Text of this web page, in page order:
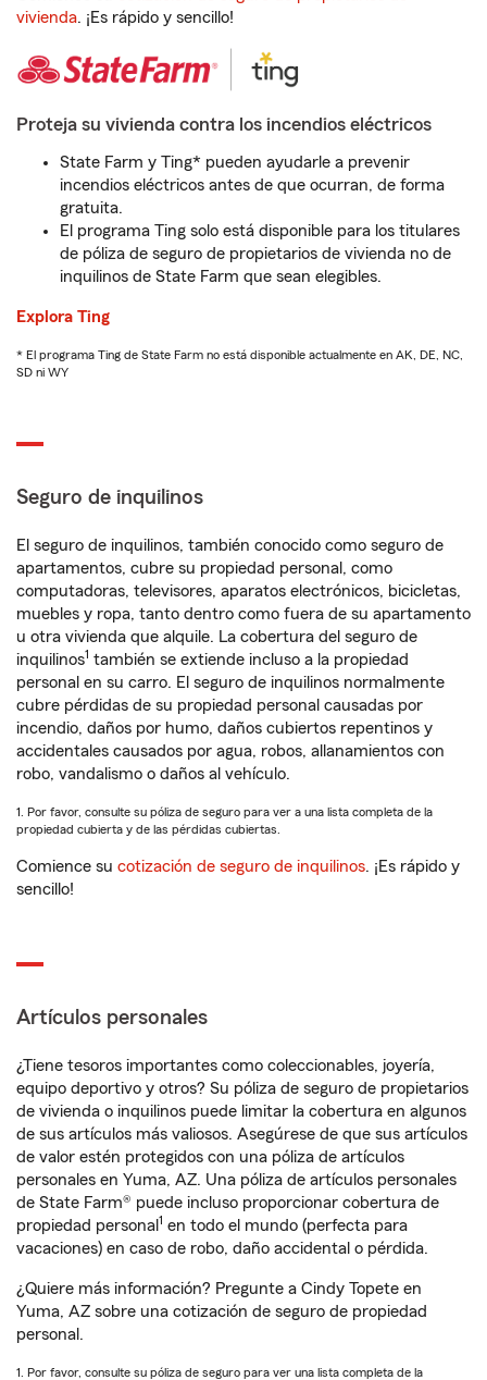
vivienda. ¡Es rápido y sencillo!
Proteja su vivienda contra los incendios eléctricos
State Farm y Ting* pueden ayudarle a prevenir
incendios eléctricos antes de que ocurran, de forma
gratuita.
El programa Ting solo está disponible para los titulares
de póliza de seguro de propietarios de vivienda no de
inquilinos de State Farm que sean elegibles.
Explora Ting
* El programa Ting de State Farm no está disponible actualmente en AK, DE, NC,
SD ni WY
Seguro de inquilinos
El seguro de inquilinos, también conocido como seguro de
apartamentos, cubre su propiedad personal, como
computadoras, televisores, aparatos electrónicos, bicicletas,
muebles y ropa, tanto dentro como fuera de su apartamento
u otra vivienda que alquile. La cobertura del seguro de
inquilinos1 también se extiende incluso a la propiedad
personal en su carro. El seguro de inquilinos normalmente
cubre pérdidas de su propiedad personal causadas por
incendio, daños por humo, daños cubiertos repentinos y
accidentales causados por agua, robos, allanamientos con
robo, vandalismo o daños al vehículo.
1. Por favor, consulte su póliza de seguro para ver a una lista completa de la
propiedad cubierta y de las pérdidas cubiertas.
Comience su cotización de seguro de inquilinos. ¡Es rápido y
sencillo!
Artículos personales
¿Tiene tesoros importantes como coleccionables, joyería,
equipo deportivo y otros? Su póliza de seguro de propietarios
de vivienda o inquilinos puede limitar la cobertura en algunos
de sus artículos más valiosos. Asegúrese de que sus artículos
de valor estén protegidos con una póliza de artículos
personales en Yuma, AZ. Una póliza de artículos personales
de State Farm® puede incluso proporcionar cobertura de
propiedad personal 1 en todo el mundo (perfecta para
vacaciones) en caso de robo, daño accidental o pérdida.
¿Quiere más información? Pregunte a Cindy Topete en
Yuma, AZ sobre una cotización de seguro de propiedad
personal.
1. Por favor, consulte su póliza de seguro para ver una lista completa de la